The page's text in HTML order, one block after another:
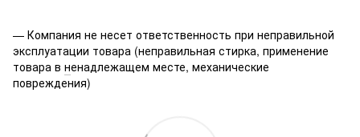
— Компания не несет ответственность при неправильной
эксплуатации товара (неправильная стирка, применение
товара в ненадлежащем месте, механические
повреждения)